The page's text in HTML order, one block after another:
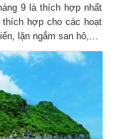
9 là thích hợp nhất
hợp cho các hoạt
lặn ngắm san hô,…